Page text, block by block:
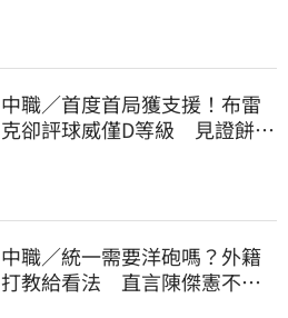
中職／首度首局獲支援！布雷
克卻評球威僅D等級 見證餅總
中職／統一需要洋砲嗎？外籍
打教給看法 直言陳傑憲不能